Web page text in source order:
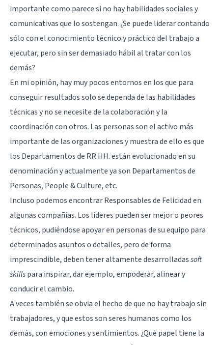
importante como parece si no hay habilidades sociales y
comunicativas que lo sostengan. ¿Se puede liderar contando
sólo con el conocimiento técnico y práctico del trabajo a
ejecutar, pero sin ser demasiado hábil al tratar con los
demás?
En mi opinión, hay muy pocos entornos en los que para
conseguir resultados solo se dependa de las habilidades
técnicas y no se necesite de la colaboración y la
coordinación con otros. Las personas son el activo más
importante de las organizaciones y muestra de ello es que
los Departamentos de RR.HH. están evolucionado en su
denominación y actualmente ya son Departamentos de
Personas, People & Culture, etc.
Incluso podemos encontrar Responsables de Felicidad en
algunas compañías. Los líderes pueden ser mejor o peores
técnicos, pudiéndose apoyar en personas de su equipo para
determinados asuntos o detalles, pero de forma
imprescindible, deben tener altamente desarrolladassoft
skillspara inspirar, dar ejemplo, empoderar, alinear y
conducir el cambio.
A veces también se obvia el hecho de que no hay trabajo sin
trabajadores, y que estos son seres humanos como los
demás, con emociones y sentimientos. ¿Qué papel tiene la